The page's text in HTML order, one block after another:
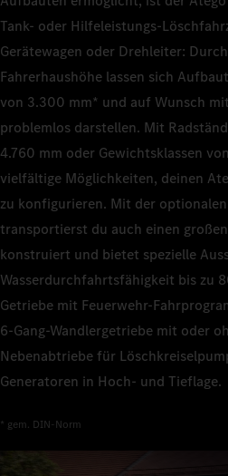
Tank- oder Hilfeleistungs-
Gerätewagen oder Drehleiter:
Fahrerhaushöhe lassen sich
von 3.300 mm* und auf Wunsch
problemlos darstellen. Mit
4.760 mm oder Gewichtsklassen
vielfältige Möglichkeiten, deinen
zu konfigurieren. Mit der
transportierst du auch einen
konstruiert und bietet spezielle
Wasserdurchfahrtsfähigkeit bis zu
Getriebe mit Feuerwehr-
6‑Gang‑Wandlergetriebe mit oder
Nebenabtriebe für
Generatoren in Hoch- und Tieflage.
* gem. DIN-Norm